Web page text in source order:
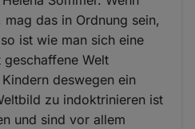
das in Ordnung sein,
ist wie man sich eine
Welt
deswegen ein
zu indoktrinieren ist
und sind vor allem